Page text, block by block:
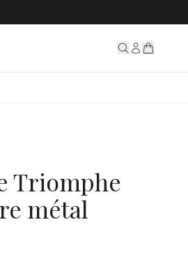
Triomphe
métal